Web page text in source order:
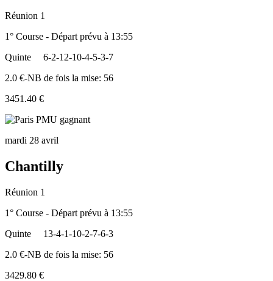
Réunion 1
1° Course - Départ prévu à 13:55
Quinte
6-2-12-10-4-5-3-7
2.0 €-NB de fois la mise: 56
3451.40 €
mardi 28 avril
Chantilly
Réunion 1
1° Course - Départ prévu à 13:55
Quinte
13-4-1-10-2-7-6-3
2.0 €-NB de fois la mise: 56
3429.80 €